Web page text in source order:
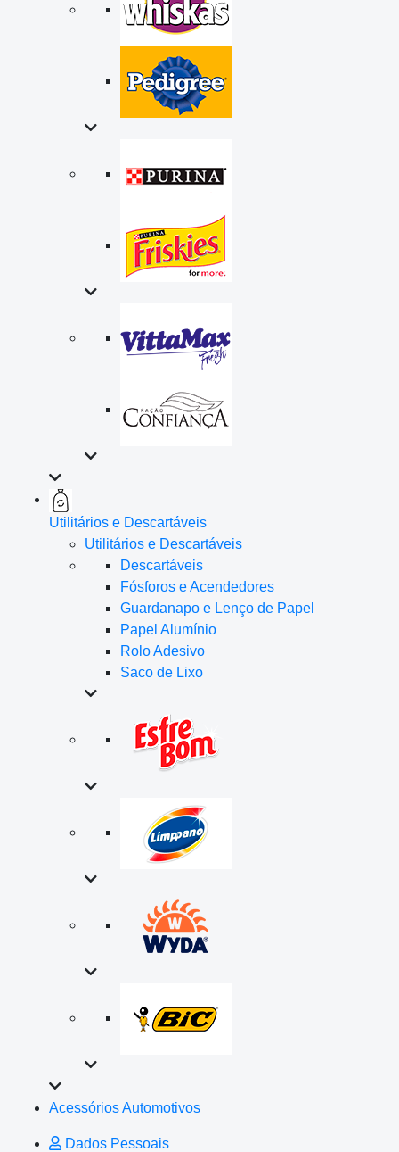
Utilitários e Descartáveis
Utilitários e Descartáveis
Descartáveis
Fósforos e Acendedores
Guardanapo e Lenço de Papel
Papel Alumínio
Rolo Adesivo
Saco de Lixo
Acessórios Automotivos
Dados Pessoais